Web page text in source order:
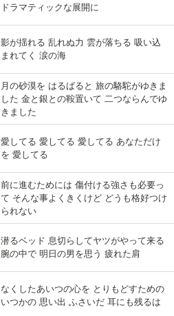
ドラマティックな展開に
影が揺れる 乱れぬ力 雲が落ちる 吸い込
まれてく 涙の海
月の砂漠を はるばると 旅の駱駝がゆきま
した 金と銀との鞍置いて 二つならんでゆ
きました
愛してる 愛してる 愛してる あなただけ
を 愛してる
前に進むためには 傷付ける強さも必要っ
て そんな事よくきくけど どうも格好つけ
られない
潜るベッド 息切らしてヤツがやって来る
腕の中で 明日の男を思う 疲れた肩
なくしたあいつの心を とりもどすための
いつかの 思い出 ふさいだ 耳にも残るは